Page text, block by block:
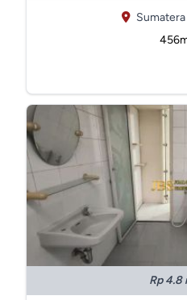
Rp 4.8